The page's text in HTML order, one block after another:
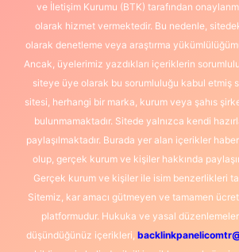
ve İletişim Kurumu (BTK) tarafından
olarak hizmet vermektedir. Bu nedenle,
olarak denetleme veya araştırma
Ancak, üyelerimiz yazdıkları içeriklerin
siteye üye olarak bu sorumluluğu kabul etmiş
sitesi, herhangi bir marka, kurum veya şahıs
bulunmamaktadır. Sitede yalnızca kendi
paylaşılmaktadır. Burada yer alan içerikler
olup, gerçek kurum ve kişiler hakkında
Gerçek kurum ve kişiler ile isim benzerlikleri
Sitemiz, kar amacı gütmeyen ve tamamen
platformudur. Hukuka ve yasal
düşündüğünüz içerikleri,